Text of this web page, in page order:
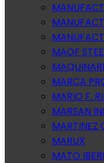
MAOF
MARCA
MARIO F.
MARSAN
MARTINEZ
MARUX
MATO